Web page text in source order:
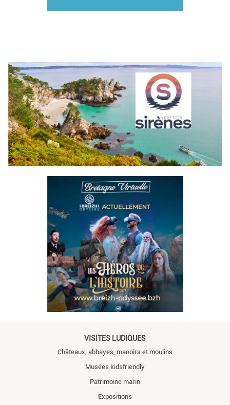
VISITES LUDIQUES
Châteaux, abbayes, manoirs et moulins
Musées kidsfriendly
Patrimoine marin
Expositions